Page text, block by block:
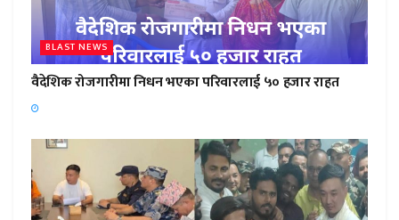
BLAST NEWS
वैदेशिक रोजगारीमा निधन भएका परिवारलाई ५० हजार राहत